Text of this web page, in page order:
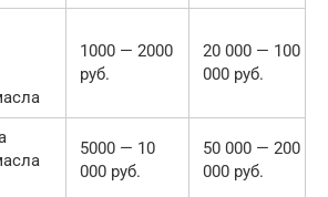
1000 — 2000
руб.
20 000 — 100
000 руб.
5000 — 10
000 руб.
50 000 — 200
000 руб.